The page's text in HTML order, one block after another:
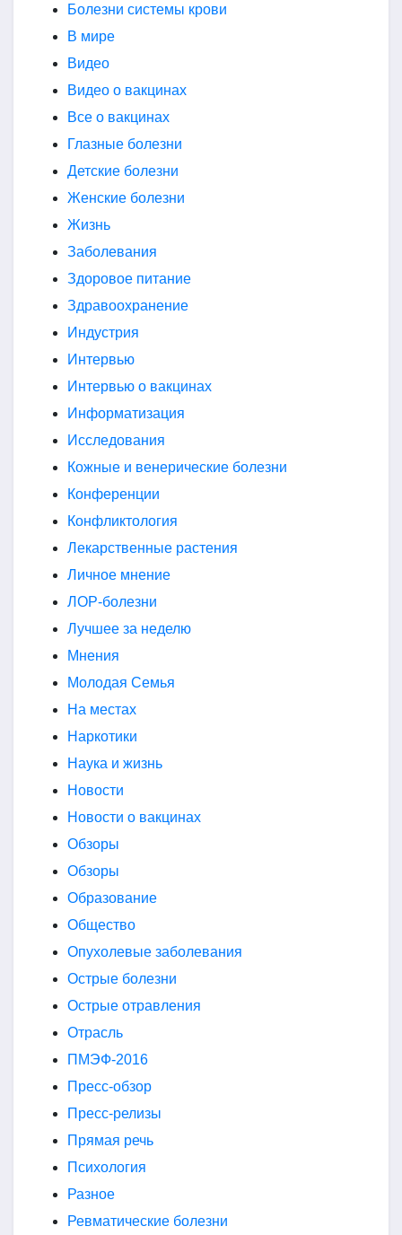
Болезни системы крови
В мире
Видео
Видео о вакцинах
Все о вакцинах
Глазные болезни
Детские болезни
Женские болезни
Жизнь
Заболевания
Здоровое питание
Здравоохранение
Индустрия
Интервью
Интервью о вакцинах
Информатизация
Исследования
Кожные и венерические болезни
Конференции
Конфликтология
Лекарственные растения
Личное мнение
ЛОР-болезни
Лучшее за неделю
Мнения
Молодая Семья
На местах
Наркотики
Наука и жизнь
Новости
Новости о вакцинах
Обзоры
Обзоры
Образование
Общество
Опухолевые заболевания
Острые болезни
Острые отравления
Отрасль
ПМЭФ-2016
Пресс-обзор
Пресс-релизы
Прямая речь
Психология
Разное
Ревматические болезни